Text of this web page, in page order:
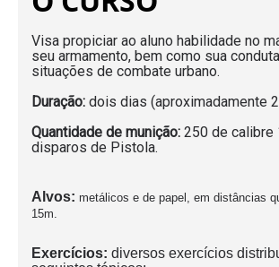
Visa propiciar ao aluno habilidade no
seu armamento, bem como sua
situações de combate urbano.
Duração: dois dias (aproximadamente
Quantidade de munição: 250 de calibre
disparos de Pistola.
Alvos: metálicos e de papel, em distâncias
15m.
Exercícios: diversos exercícios